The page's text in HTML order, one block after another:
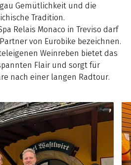
Gemütlichkeit und die
Tradition.
Relais Monaco in Treviso darf
von Eurobike bezeichnen.
Weinreben bietet das
Flair und sorgt für
nach einer langen Radtour.